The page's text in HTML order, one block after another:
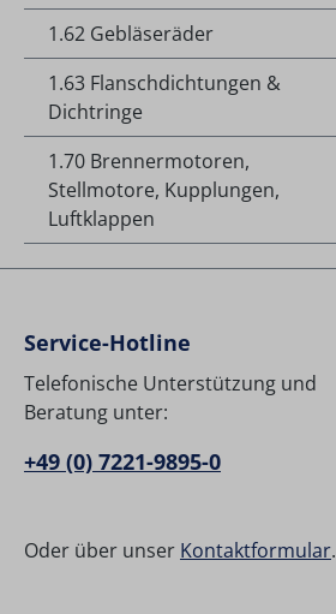
1.62 Gebläseräder
1.63 Flanschdichtungen &
Dichtringe
1.70 Brennermotoren,
Stellmotore, Kupplungen,
Luftklappen
Service-Hotline
Telefonische Unterstützung und
Beratung unter:
+49 (0) 7221-9895-0
Oder über unser Kontaktformular.